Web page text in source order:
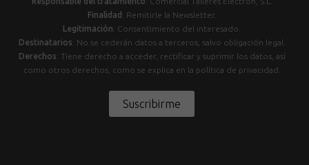
Finalidad : Remitirle la Newsletter.
Legitimación: Consentimiento del interesado.
Destinatarios: No se cederán datos a terceros, salvo obligación legal.
Derechos: Tiene derecho a acceder, rectificar y suprimir los datos, así
como otros derechos, como se explica en la política de privacidad.
Suscribirme